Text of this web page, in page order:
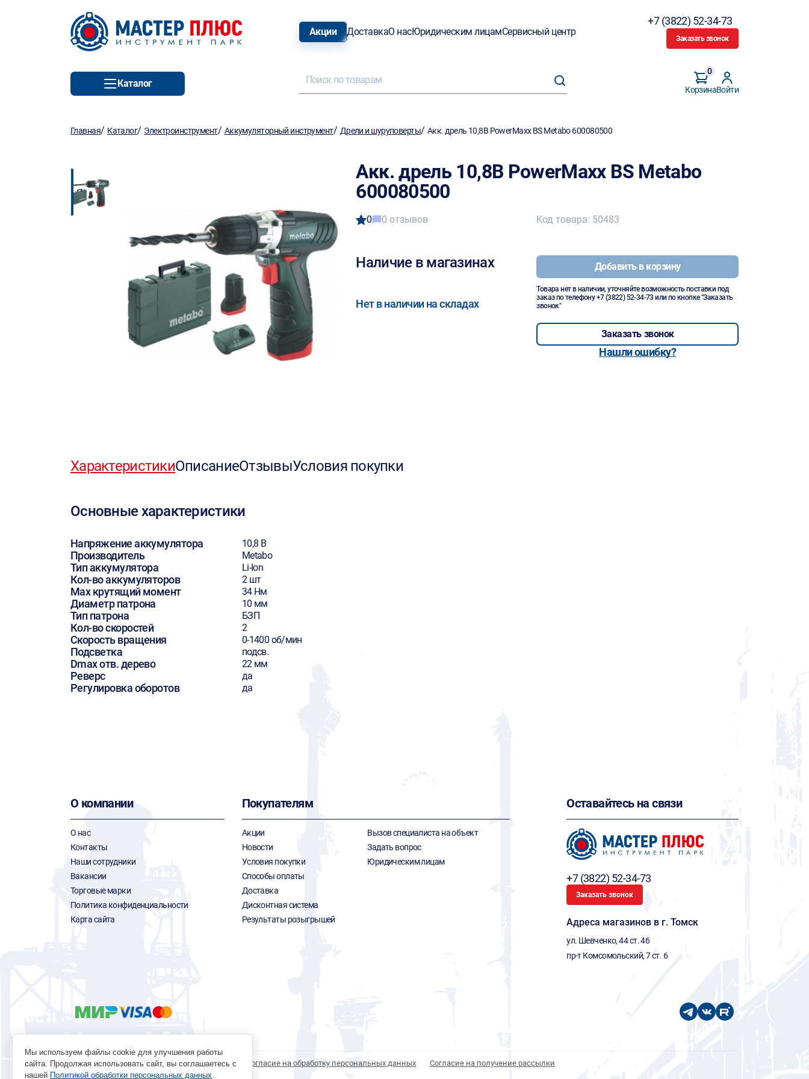
Акции ДоставкаО насЮридическим лицамСервисный центр
+7 (3822) 52-34-73
Заказать звонок
Каталог
Корзина
0
Войти
Главная/ Каталог/ Электроинструмент/ Аккумуляторный инструмент/ Дрели и шуруповерты/Акк. дрель 10,8В PowerMaxx BS Metabo 600080500
Акк. дрель 10,8В PowerMaxx BS Metabo
600080500
0 0 отзывов
Наличие в магазинах
Нет в наличии на складах
Код товара: 50483
Добавить в корзину
Товара нет в наличии, уточняйте возможность поставки под
заказ по телефону+7 (3822) 52-34-73 или по кнопке "Заказать
звонок"
Заказать звонок
Нашли ошибку?
ХарактеристикиОписаниеОтзывыУсловия покупки
Основные характеристики
Напряжение аккумулятора 10,8 В
Производитель Metabo
Тип аккумулятора Li-Ion
Кол-во аккумуляторов 2 шт
Max крутящий момент 34 Нм
Диаметр патрона 10 мм
Тип патрона БЗП
Кол-во скоростей 2
Скорость вращения 0-1400 об/мин
Подсветка подсв.
Dmax отв. дерево 22 мм
Реверс да
Регулировка оборотов да
О компании
О нас
Контакты
Наши сотрудники
Вакансии
Торговые марки
Политика конфиденциальности
Карта сайта
Покупателям
Акции
Новости
Условия покупки
Способы оплаты
Доставка
Дисконтная система
Результаты розыгрышей
Вызов специалиста на объект
Задать вопрос
Юридическим лицам
Оставайтесь на связи
+7 (3822) 52-34-73
Заказать звонок
Адреса магазинов в г. Томск
ул. Шевченко, 44 ст. 46
пр-т Комсомольский, 7 ст. 6
Политика обработки персональных данных Согласие на обработку персональных данных Согласие на получение рассылки
Мы используем файлы cookie для улучшения работы
сайта. Продолжая использовать сайт, вы соглашаетесь с
нашей Политикой обработки персональных данных.